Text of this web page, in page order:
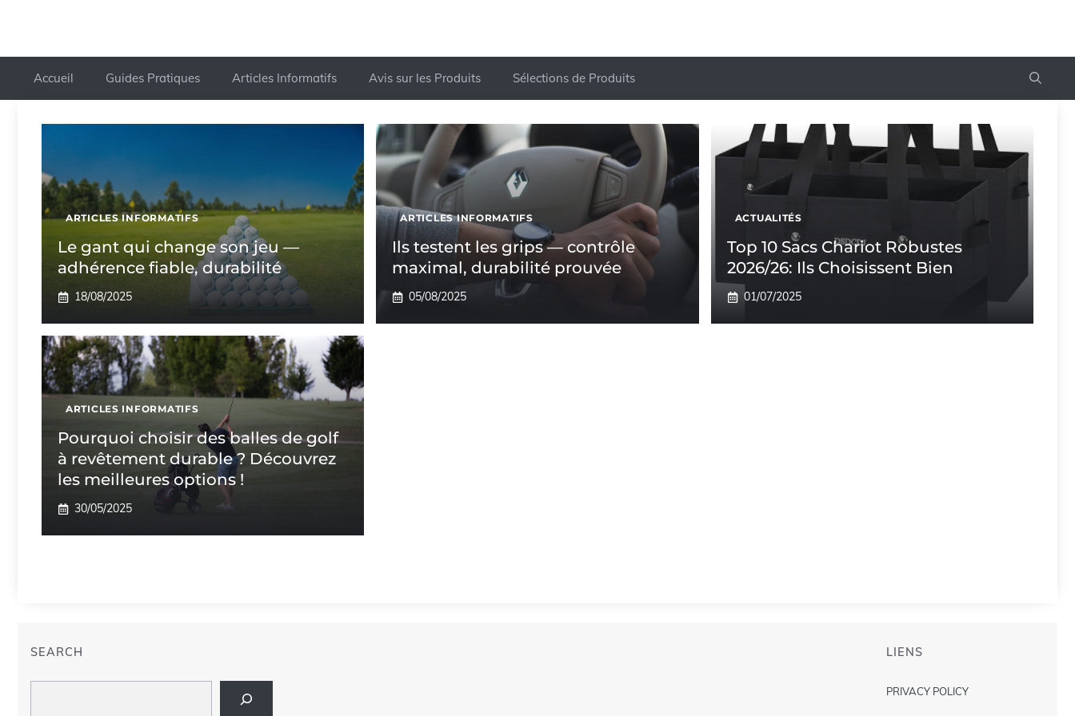
Accueil Guides Pratiques Articles Informatifs Avis sur les Produits Sélections de Produits
ARTICLES INFORMATIFS
Le gant qui change son jeu —
adhérence fiable, durabilité
18/08/2025
ARTICLES INFORMATIFS
Ils testent les grips — contrôle
maximal, durabilité prouvée
05/08/2025
ACTUALITÉS
Top 10 Sacs Chariot Robustes
2026/26: Ils Choisissent Bien
01/07/2025
ARTICLES INFORMATIFS
Pourquoi choisir des balles de golf
à revêtement durable ? Découvrez
les meilleures options !
30/05/2025
SEARCH LIENS
PRIVACY POLICY